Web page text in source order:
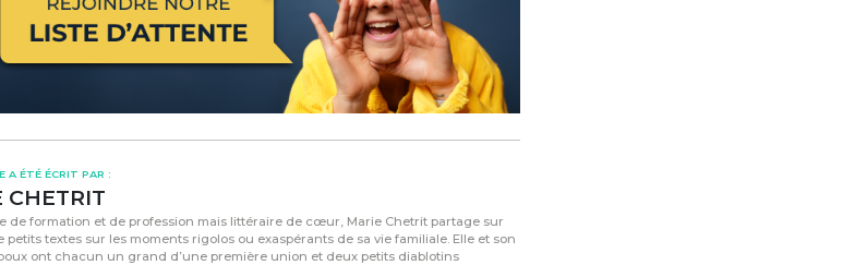
A ÉTÉ ÉCRIT PAR :
CHETRIT
de formation et de profession mais littéraire de cœur, Marie Chetrit partage sur
petits textes sur les moments rigolos ou exaspérants de sa vie familiale. Elle et son
ont chacun un grand d’une première union et deux petits diablotins